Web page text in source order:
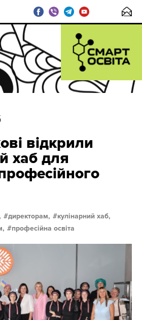
відкрили
хаб для
директорам,
кулінарний хаб,
професійна освіта